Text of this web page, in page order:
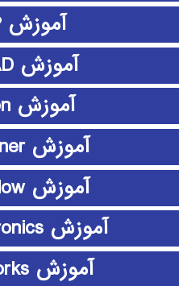
آموزش PHP
آموزش PSCAD
آموزش python
آموزش rapidminer
آموزش ShowFlow
آموزش SimElectronics
آموزش SolidWorks